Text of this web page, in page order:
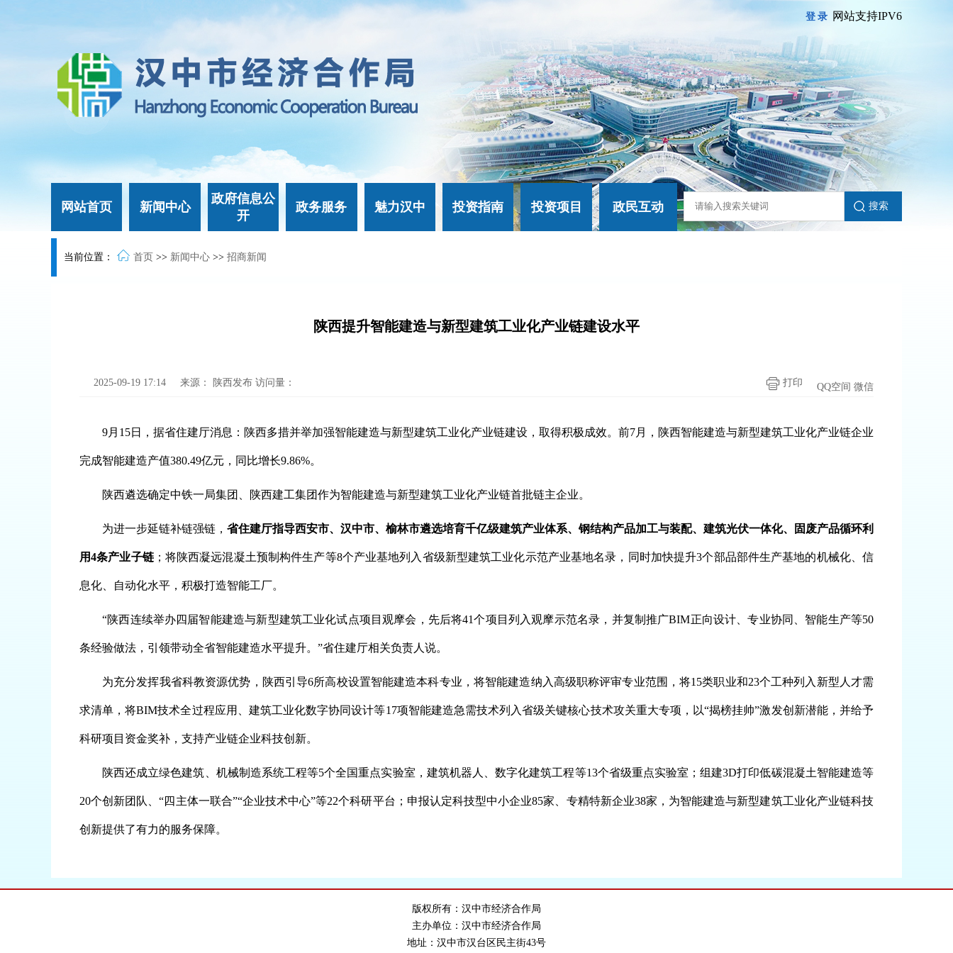
登录 网站支持IPV6
网站首页 新闻中心
政府信息公
开
政务服务 魅力汉中 投资指南 投资项目 政民互动
当前位置： 首页 >> 新闻中心 >> 招商新闻
陕西提升智能建造与新型建筑工业化产业链建设水平
2025-09-19 17:14 来源： 陕西发布 访问量： 打印 QQ空间 微信
9月15日，据省住建厅消息：陕西多措并举加强智能建造与新型建筑工业化产业链建设，取得积极成效。前7月，陕西智能建造与新型建筑工业化产业链企业
完成智能建造产值380.49亿元，同比增长9.86%。
陕西遴选确定中铁一局集团、陕西建工集团作为智能建造与新型建筑工业化产业链首批链主企业。
为进一步延链补链强链， 省住建厅指导西安市、汉中市、榆林市遴选培育千亿级建筑产业体系、钢结构产品加工与装配、建筑光伏一体化、固废产品循环利
用4条产业子链；将陕西凝远混凝土预制构件生产等8个产业基地列入省级新型建筑工业化示范产业基地名录，同时加快提升3个部品部件生产基地的机械化、信
息化、自动化水平，积极打造智能工厂。
“陕西连续举办四届智能建造与新型建筑工业化试点项目观摩会，先后将41个项目列入观摩示范名录，并复制推广BIM正向设计、专业协同、智能生产等50
条经验做法，引领带动全省智能建造水平提升。”省住建厅相关负责人说。
为充分发挥我省科教资源优势，陕西引导6所高校设置智能建造本科专业，将智能建造纳入高级职称评审专业范围，将15类职业和23个工种列入新型人才需
求清单，将BIM技术全过程应用、建筑工业化数字协同设计等17项智能建造急需技术列入省级关键核心技术攻关重大专项，以“揭榜挂帅”激发创新潜能，并给予
科研项目资金奖补，支持产业链企业科技创新。
陕西还成立绿色建筑、机械制造系统工程等5个全国重点实验室，建筑机器人、数字化建筑工程等13个省级重点实验室；组建3D打印低碳混凝土智能建造等
20个创新团队、“四主体一联合”“企业技术中心”等22个科研平台；申报认定科技型中小企业85家、专精特新企业38家，为智能建造与新型建筑工业化产业链科技
创新提供了有力的服务保障。
版权所有：汉中市经济合作局
主办单位：汉中市经济合作局
地址：汉中市汉台区民主街43号